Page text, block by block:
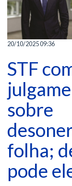
20/10/2025 09:36
STF
sobre
folha;
pode